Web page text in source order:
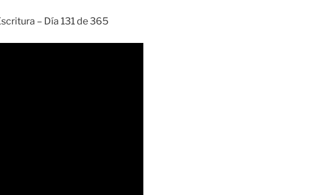
– Día 131 de 365